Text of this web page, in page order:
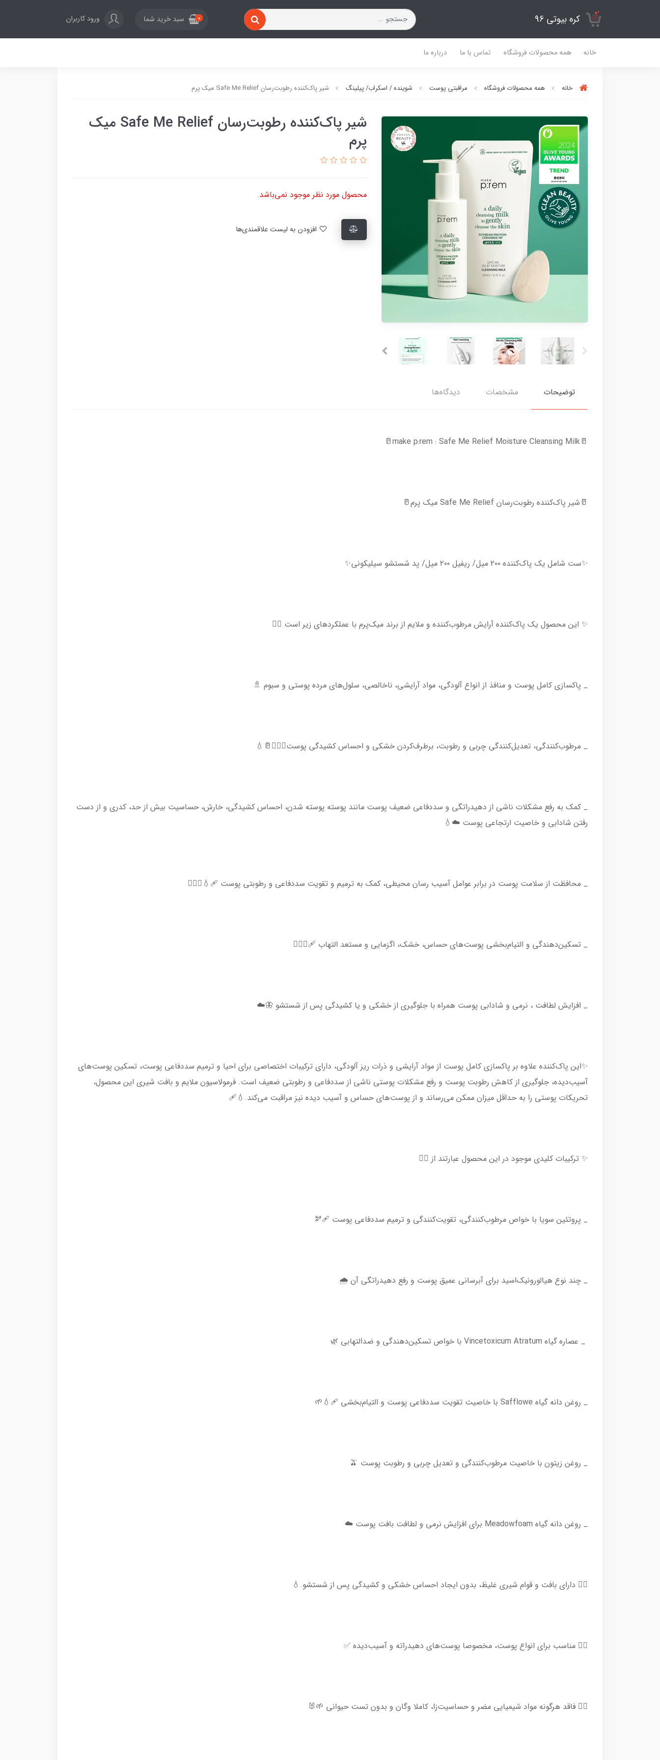
کره بیوتی 96 0 سبد خرید شما ورود کاربران
خانه همه محصولات فروشگاه تماس با ما درباره ما
خانه همه محصولات فروشگاه مراقبتی پوست شوینده / اسکراب/ پیلینگ شیر پاک‌کننده رطوبت‌رسان Safe Me‌ Relief میک پرم
شیر پاک‌کننده رطوبت‌رسان Safe Me‌ Relief میک
پرم
محصول مورد نظر موجود نمی‌باشد.
توضیحات مشخصات دیدگاه‌ها
🥛make p:rem : Safe Me‌ Relief Moisture Cleansing Milk🥛
🥛شیر پاک‌کننده رطوبت‌رسان Safe Me‌ Relief میک پرم🥛
✨ست شامل یک پاک‌کننده ۲۰۰ میل/ ریفیل ۲۰۰ میل/ پد شستشو سیلیکونی✨
✨ این محصول یک پاک‌کننده آرایش مرطوب‌کننده و ملایم از برند میک‌پرم با عملکردهای زیر است 👇🏻
_ پاکسازی کامل پوست و منافذ از انواع آلودگی، مواد آرایشی، ناخالصی، سلول‌های مرده پوستی و سبوم 🚿
_ مرطوب‌کنندگی، تعدیل‌کنندگی چربی و رطوبت، برطرف‌کردن خشکی و احساس کشیدگی پوست💆🏻‍♀️🥛💧
_ کمک به رفع مشکلات ناشی از دهیدراتگی و سددفاعی ضعیف پوست مانند پوسته پوسته شدن، احساس کشیدگی، خارش، حساسیت بیش از حد، کدری و از دست
رفتن شادابی و خاصیت ارتجاعی پوست ☁️💧
_ محافظت از سلامت پوست در برابر عوامل آسیب رسان محیطی، کمک به ترمیم و تقویت سددفاعی و رطوبتی پوست 🩹💧💆🏻‍♀
_ تسکین‌دهندگی و التیام‌بخشی پوست‌های حساس، خشک، اگزمایی و مستعد التهاب 🩹💆🏻‍♀️
_ افزایش لطافت ، نرمی و شادابی پوست همراه با جلوگیری از خشکی و یا کشیدگی پس از شستشو 🦋☁️
✨این پاک‌کننده علاوه بر پاکسازی کامل پوست از مواد آرایشی و ذرات ریز آلودگی، دارای ترکیبات اختصاصی برای احیا و ترمیم سددفاعی پوست، تسکین‌ پوست‌های
آسیب‌دیده، جلوگیری از کاهش رطوبت‌ پوست و رفع مشکلات پوستی ناشی از سددفاعی و رطوبتی ضعیف است. فرمولاسیون ملایم و بافت شیری این محصول،
تحریکات پوستی را به حداقل میزان ممکن می‌رساند و از پوست‌های حساس و آسیب دیده نیز مراقبت می‌کند.💧🩹
✨ ترکیبات کلیدی موجود در این محصول عبارتند از 👇🏻
_ پروتئین سویا با خواص مرطوب‌کنندگی، تقویت‌کنندگی و ترمیم سددفاعی پوست 🩹🫘
_ چند نوع هیالورونیک‌اسید برای آبرسانی عمیق پوست و رفع دهیدراتگی آن 🌧
_ عصاره گیاه Vincetoxicum Atratum با خواص تسکین‌دهندگی و ضدالتهابی 🌿
_ روغن دانه گیاه Safflowe با خاصیت تقویت سددفاعی پوست و التیام‌بخشی 🩹💧🌱
_ روغن زیتون با خاصیت مرطوب‌کنندگی و تعدیل چربی و رطوبت پوست 🫒
_ روغن دانه گیاه Meadowfoam برای افزایش نرمی و لطافت بافت پوست ☁️
👈🏻 دارای بافت و قوام شیری غلیظ، بدون ایجاد احساس خشکی و کشیدگی پس از شستشو.💧
👈🏻 مناسب برای انواع پوست، مخصوصا پوست‌های دهیدراته و آسیب‌دیده ✅
👈🏻 فاقد هرگونه مواد شیمیایی مضر و حساسیت‌زا، کاملا وگان و بدون تست حیوانی 🌱🐰